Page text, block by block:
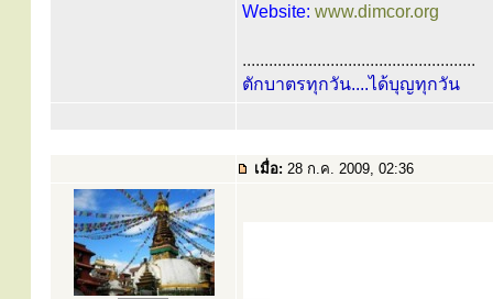
Website: www.dimcor.org
.....................................................
ตักบาตรทุกวัน....ได้บุญทุกวัน
เมื่อ: 28 ก.ค. 2009, 02:36